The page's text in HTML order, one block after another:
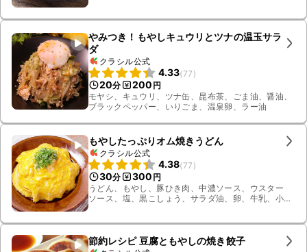
やみつき！もやしキュウリとツナの温玉サラ
ダ
クラシル公式
4.33(77 )
20分 200 円
モヤシ、キュウリ、ツナ缶、昆布茶、ごま油、醤油、
ブラックペッパー、いりごま、温泉卵、ラー油
もやしたっぷりオム焼きうどん
クラシル公式
4.38(77 )
30分 300 円
うどん、もやし、豚ひき肉、中濃ソース、ウスター
ソース、塩、黒こしょう、サラダ油、卵、牛乳、小ね
節約レシピ 豆腐ともやしの焼き餃子